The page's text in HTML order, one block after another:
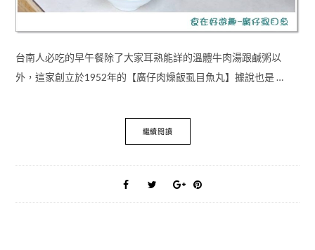
台南人必吃的早午餐除了大家耳熟能詳的溫體牛肉湯跟鹹粥以
外，這家創立於1952年的【廣仔肉燥飯虱目魚丸】據說也是 …
繼續閱讀